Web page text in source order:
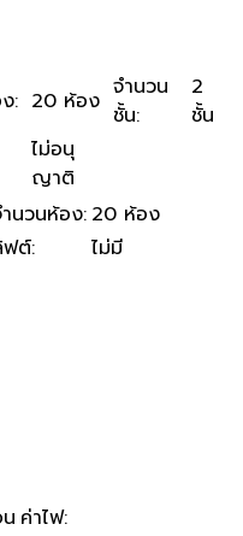
: 20 ห้อง จำนวน
ชั้น:
2
ชั้น
ไม่อนุ
ญาติ
นวนห้อง: 20 ห้อง
ฟต์:
ไม่มี
ค่าไฟ: